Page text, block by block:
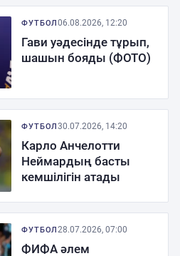
ФУТБОЛ06.08.2026, 12:20
Гави уәдесінде тұрып,
шашын бояды (ФОТО)
ФУТБОЛ30.07.2026, 14:20
Карло Анчелотти
Неймардың басты
кемшілігін атады
ФУТБОЛ28.07.2026, 07:00
ФИФА әлем